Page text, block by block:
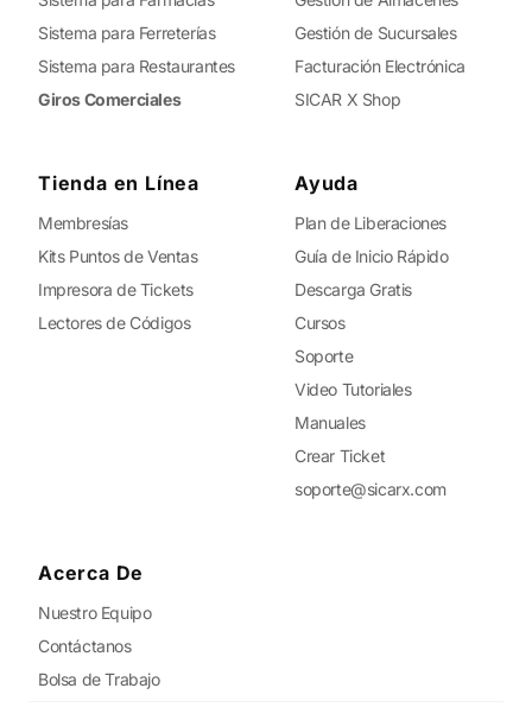
Sistema para Ferreterías
Sistema para Restaurantes
Giros Comerciales
Gestión de Sucursales
Facturación Electrónica
SICAR X Shop
Tienda en Línea
Membresías
Kits Puntos de Ventas
Impresora de Tickets
Lectores de Códigos
Ayuda
Plan de Liberaciones
Guía de Inicio Rápido
Descarga Gratis
Cursos
Soporte
Video Tutoriales
Manuales
Crear Ticket
soporte@sicarx.com
Acerca De
Nuestro Equipo
Contáctanos
Bolsa de Trabajo